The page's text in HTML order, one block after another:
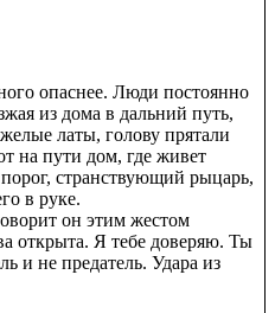
опаснее. Люди постоянно
из дома в дальний путь,
латы, голову прятали
на пути дом, где живет
странствующий рыцарь,
в руке.
он этим жестом
открыта. Я тебе доверяю. Ты
и не предатель. Удара из